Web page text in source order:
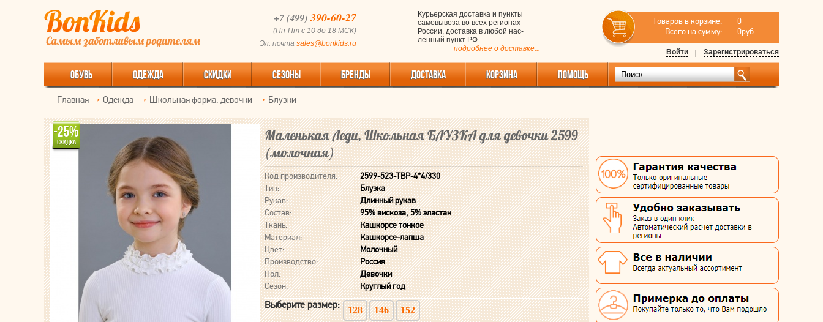
+7 (499)390-60-27
(Пн-Пт с 10 до 18 МСК)
Эл. почта sales@bonkids.ru
Курьерская доставка и пункты
самовывоза во всех регионах
России, доставка в любой нас-
ленный пункт РФ
подробнее о доставке...
Товаров в корзине:
Всего на сумму:
0
0руб.
Зарегистрироваться
|
Войти
ОБУВЬ ОДЕЖДА СКИДКИ СЕЗОНЫ БРЕНДЫ ДОСТАВКА КОРЗИНА ПОМОЩЬ
Главная Одежда Школьная форма: девочки Блузки
Маленькая Леди, Школьная БЛУЗКА для девочки 2599
(молочная)
Код производителя:
2599-523-ТВР-4*4/330
Тип:
Блузка
Рукав:
Длинный рукав
Состав:
95% вискоза, 5% эластан
Ткань:
Кашкорсе тонкое
Материал:
Кашкорсе-лапша
Цвет:
Молочный
Производство:
Россия
Пол:
Девочки
Сезон:
Круглый год
Выберите размер: 128 146 152